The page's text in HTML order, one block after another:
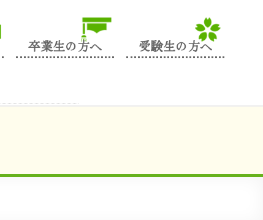
卒業生の方へ 受験生の方へ